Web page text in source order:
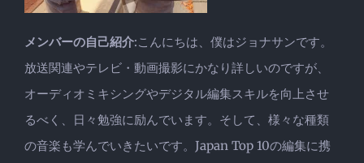
メンバーの自己紹介:こんにちは、僕はジョナサンです。
放送関連やテレビ・動画撮影にかなり詳しいのですが、
オーディオミキシングやデジタル編集スキルを向上させ
るべく、日々勉強に励んでいます。そして、様々な種類
の音楽も学んでいきたいです。Japan Top 10の編集に携